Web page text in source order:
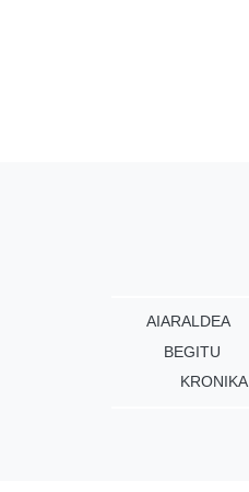
AIARALDEA
BEGITU
KRONIKA